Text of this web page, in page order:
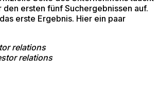
den ersten fünf Suchergebnissen auf.
erste Ergebnis. Hier ein paar
relations
relations